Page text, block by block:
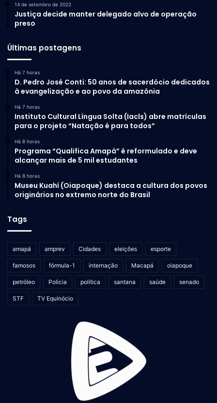
14 de setembro de 2022
Justiça decide manter delegado alvo de operação
preso
Últimas postagens
Há 7 horas
D. Pedro José Conti: 50 anos de sacerdócio dedicados
à evangelização e ao povo da amazônia
Há 7 horas
Instituto Cultural Língua Solta (Iacls) abre matrículas
para o projeto “Natação é para todos”
Há 8 horas
Programa “Qualifica Amapá” é reformulado e deve
alcançar mais de 5 mil estudantes
Há 8 horas
Museu Kuahí (Oiapoque) destaca a cultura dos povos
originários no extremo norte do Brasil
Tags
amapá amprev Cidades eleições esporte
famosos fórmula-1 internação Macapá oiapoque
petróleo Polícia política santana saúde senado
STF TV Equinócio